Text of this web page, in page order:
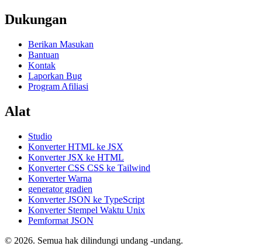
Dukungan
Berikan Masukan
Bantuan
Kontak
Laporkan Bug
Program Afiliasi
Alat
Studio
Konverter HTML ke JSX
Konverter JSX ke HTML
Konverter CSS CSS ke Tailwind
Konverter Warna
generator gradien
Konverter JSON ke TypeScript
Konverter Stempel Waktu Unix
Pemformat JSON
© 2026. Semua hak dilindungi undang -undang.